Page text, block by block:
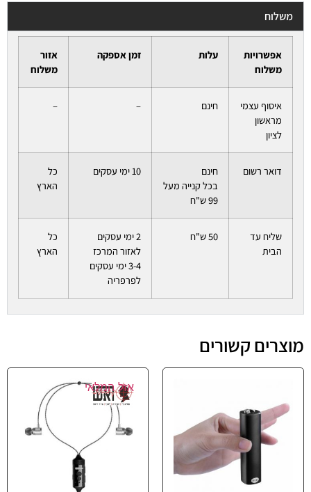
משלוח
אפשרויות
משלוח
עלות זמן אספקה
אזור
משלוח
איסוף עצמי
מראשון
לציון
חינם –
–
דואר רשום
חינם
בכל קנייה מעל
99 ש"ח
10 ימי עסקים
כל
הארץ
שליח עד
הבית
50 ש"ח
2 ימי עסקים
לאזור המרכז
3-4 ימי עסקים
לפרפריה
כל
הארץ
מוצרים קשורים
אזל המלאי